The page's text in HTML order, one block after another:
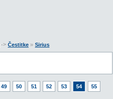
-> Čestitke » Sirius
49 50 51 52 53 54 55